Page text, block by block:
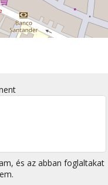
és az abban foglaltakat